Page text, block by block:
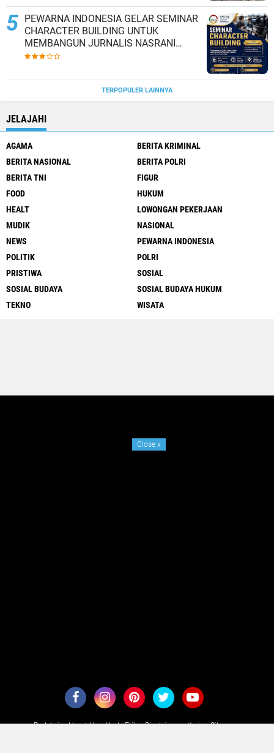
PEWARNA INDONESIA GELAR SEMINAR
CHARACTER BUILDING UNTUK
MEMBANGUN JURNALIS NASRANI
BERINTEGRITAS DAN BERDAMPAK*
TERPOPULER LAINNYA
JELAJAHI
AGAMA
BERITA KRIMINAL
BERITA NASIONAL
BERITA POLRI
BERITA TNI
FIGUR
FOOD
HUKUM
HEALT
LOWONGAN PEKERJAAN
MUDIK
NASIONAL
NEWS
PEWARNA INDONESIA
POLITIK
POLRI
PRISTIWA
SOSIAL
SOSIAL BUDAYA
SOSIAL BUDAYA HUKUM
TEKNO
WISATA
Redaksi About Us Kode Etik Disclaimer Karir
Sitemaps
Close x